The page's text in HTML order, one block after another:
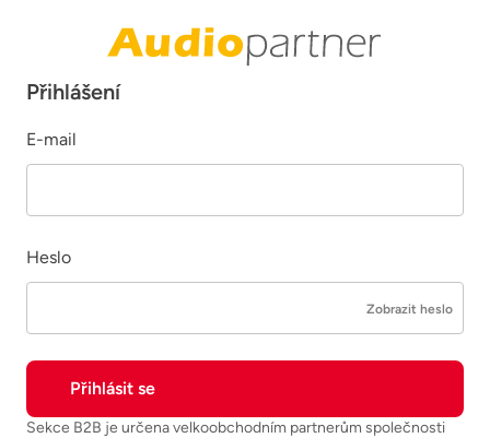
Přihlášení
E-mail
Heslo
Zobrazit heslo
Sekce B2B je určena velkoobchodním partnerům společnosti